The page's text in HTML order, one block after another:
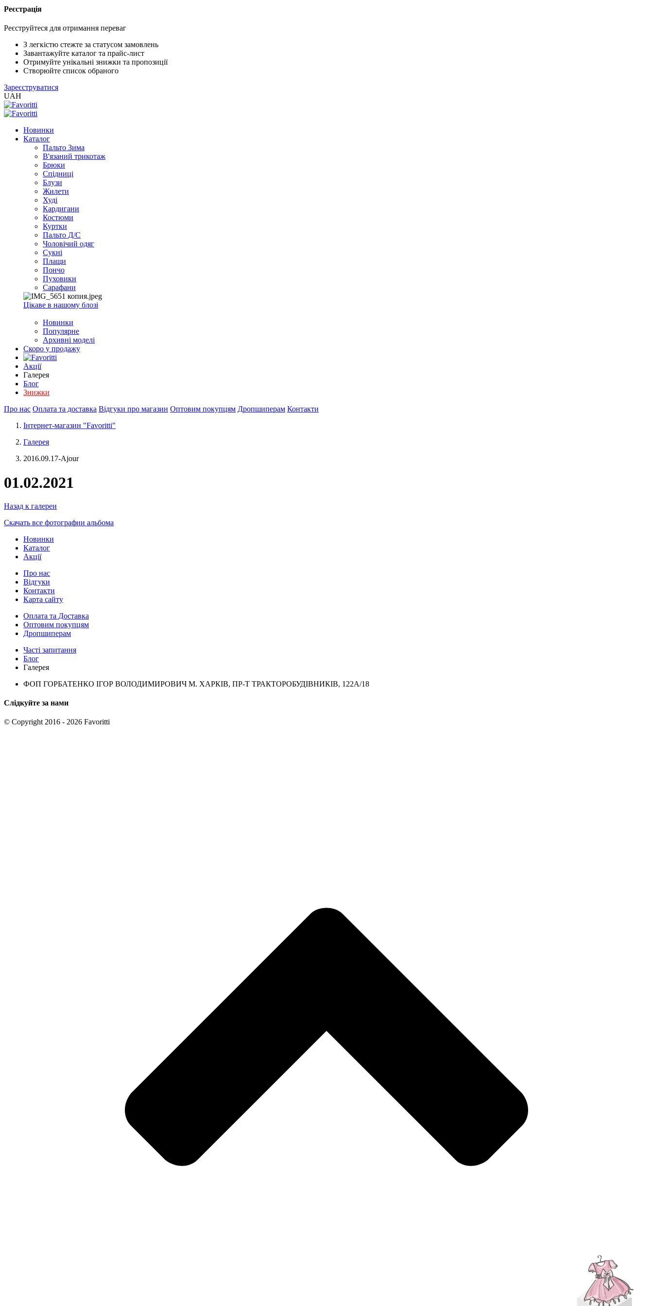
Реєстрація
Реєструйтеся для отримання переваг
З легкістю стежте за статусом замовлень
Завантажуйте каталог та прайс-лист
Отримуйте унікальні знижки та пропозиції
Створюйте список обраного
Зареєструватися
UAH
Новинки
Каталог
Пальто Зима
В'язаний трикотаж
Брюки
Спідниці
Блузи
Жилети
Худі
Кардигани
Костюми
Куртки
Пальто Д/С
Чоловічий одяг
Сукні
Плащи
Пончо
Пуховики
Сарафани
Цікаве в нашому блозі
Новинки
Популярне
Архивні моделі
Скоро у продажу
Акції
Галерея
Блог
Знижки
Про нас Оплата та доставка Відгуки про магазин Оптовим покупцям Дропшиперам Контакти
Інтернет-магазин "Favoritti"
Галерея
2016.09.17-Ajour
01.02.2021
Назад к галереи
Скачать все фотографии альбома
Новинки
Каталог
Акції
Про нас
Відгуки
Контакти
Карта сайту
Оплата та Доставка
Оптовим покупцям
Дропшиперам
Часті запитання
Блог
Галерея
ФОП ГОРБАТЕНКО ІГОР ВОЛОДИМИРОВИЧ М. ХАРКІВ, ПР-Т ТРАКТОРОБУДІВНИКІВ, 122А/18
Слідкуйте за нами
© Copyright 2016 - 2026 Favoritti